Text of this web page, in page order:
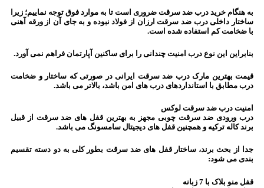
به هنگام خرید درب ضد سرقت ضروری است تا به موارد فوق توجه نماییم؛ زیرا
ساختار داخلی درب ضد سرقت ارزان از فولاد نبوده و به جای آن از ورقه آهنی
با ضخامت کم استفاده شده است.
بنابراین این نوع درب امنیت چندانی را برای ساکنین آپارتمان فراهم نمی آورد.
قیمت بهترین مارک درب ضد سرقت ایرانی در صورتی که ساختار و ضخامت
درب مطابق با استانداردهای درب های امن باشد، بالاتر می باشد.
امنیت درب ضد سرقت لوکس
درب ورودی ضد سرقت چوبی مجهز به بهترین قفل های ضد سرقت از قبیل
برند کاله ترکیه و همچنین قفل های دیجیتال سامسونگ می باشد.
جدا از بحث برند، ساختار قفل های ضد سرقت بطور کلی به دو دسته تقسیم
بندی می شود:
قفل منو بلاک با 7 زبانه